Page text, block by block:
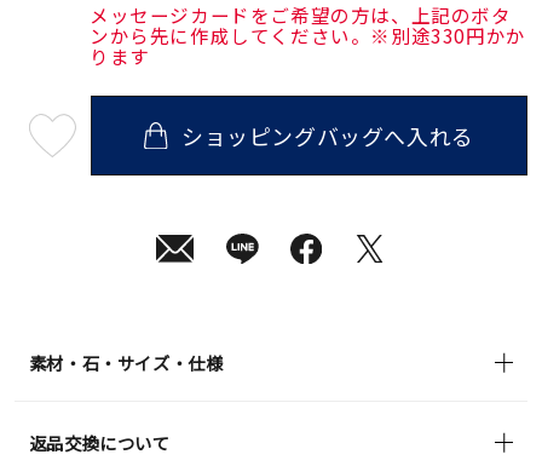
メッセージカードをご希望の方は、上記のボタ
ンから先に作成してください。※別途330円かか
ります
08
ショッピングバッグへ入れる
素材・石・サイズ・仕様
返品交換について